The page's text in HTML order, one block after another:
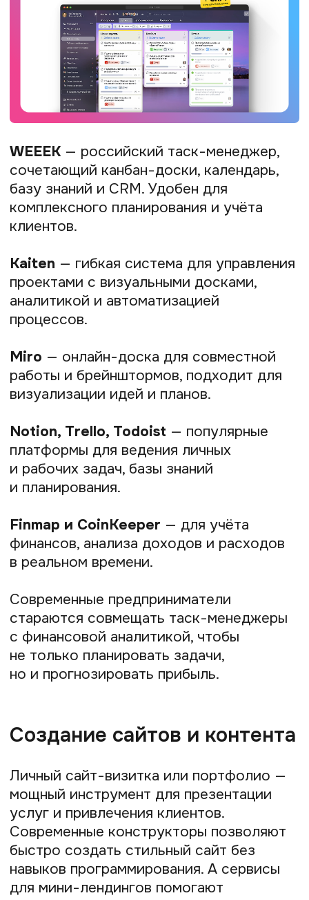
Обзор популярных
сервисов для
самозанятых
Сегодня существует десятки сервисов,
которые помогают самозанятым
документы без лишней бюрократии.
Собрали конкретные примеры
инструментов, которые
зарекомендовали себя на рынке и будут
самих плательщиков НПД.
Платёжные сервисы
Главный страх многих самозанятых —
Часто из-за сложных или неудобных
способов оплаты клиенты уходят.
Сервисы из списка решают эту
проблему: они позволяют принять
их в ФНС.
«Мой налог».Официальное приложение
от ФНС для регистрации самозанятости,
формирования чеков и уплаты налога.
Полностью бесплатно, удобно
в использовании, подходит для работы
в «ручном» режиме. Необходимо тем,
Сервисы от банков. В качестве аналога
предлагают свои решения.
В их приложениях можно
зарегистрировать самозанятость,
привязать карту для получения дохода
и настроить автоматический учёт
поступлений и уплату налога. Удобная
возможность для тех, кто хочет
принимать оплаты на существующий
банковский счёт.